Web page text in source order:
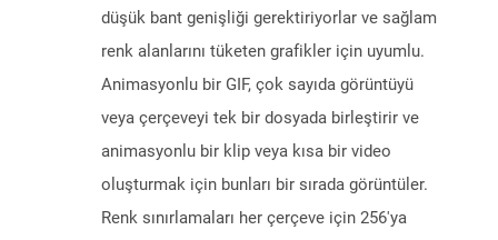
düşük bant genişliği gerektiriyorlar ve sağlam
renk alanlarını tüketen grafikler için uyumlu.
Animasyonlu bir GIF, çok sayıda görüntüyü
veya çerçeveyi tek bir dosyada birleştirir ve
animasyonlu bir klip veya kısa bir video
oluşturmak için bunları bir sırada görüntüler.
Renk sınırlamaları her çerçeve için 256'ya